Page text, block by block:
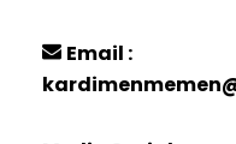
Email :